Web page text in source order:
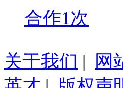
合作1次
关于我们 | 网